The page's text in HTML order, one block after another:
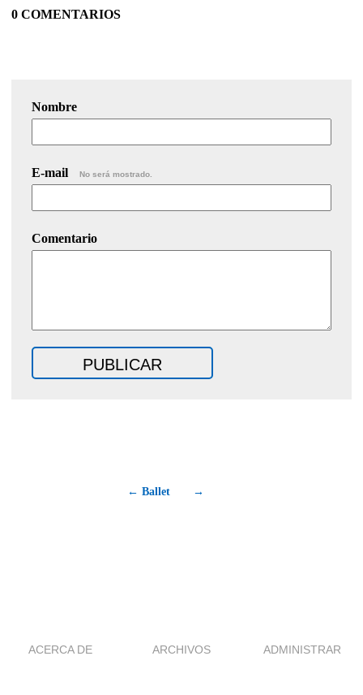
0 COMENTARIOS
Nombre
E-mail No será mostrado.
Comentario
← Ballet →
ACERCA DE ARCHIVOS ADMINISTRAR